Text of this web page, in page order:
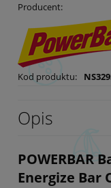
Producent:
Kod produktu:
Opis
POWERBAR
Energize Bar